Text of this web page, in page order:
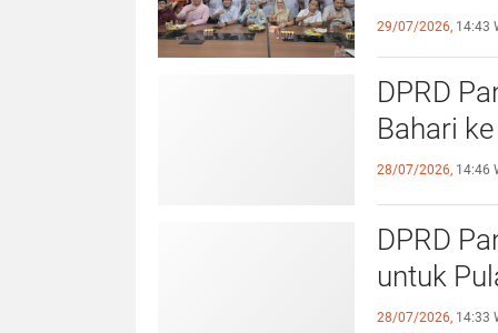
Olahraga
29/07/2026, 14:43
DPRD
Bahari
28/07/2026, 14:46
DPRD
untuk
28/07/2026, 14:33